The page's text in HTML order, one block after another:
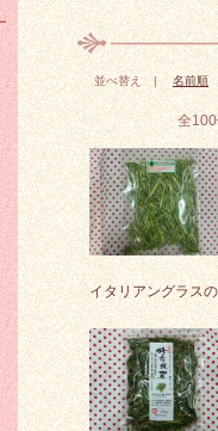
並べ替え |名前順
全
イタリアングラス